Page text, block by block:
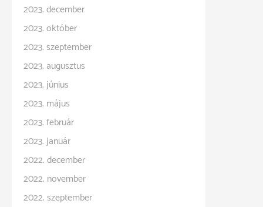
2023. december
2023. október
2023. szeptember
2023. augusztus
2023. június
2023. május
2023. február
2023. január
2022. december
2022. november
2022. szeptember